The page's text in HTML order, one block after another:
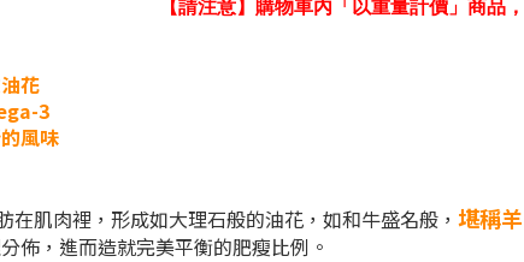
【請注意】購物車內「以重量計價」商品
花
3
風味
在肌肉裡，形成如大理石般的油花，如和牛盛名般， 堪稱
佈，進而造就完美平衡的肥瘦比例。